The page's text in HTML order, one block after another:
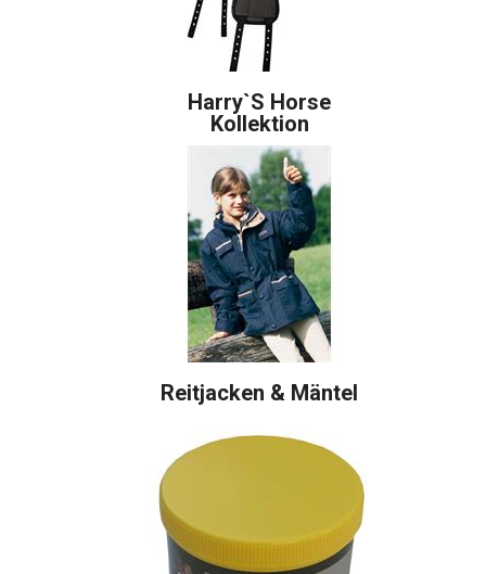
Harry`s Horse
Kollektion
Reitjacken & Mäntel